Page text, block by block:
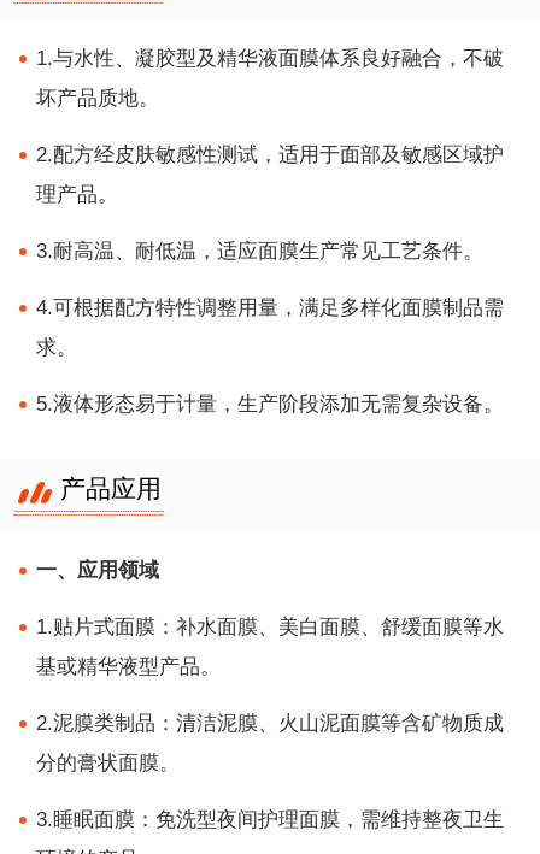
1.与水性、凝胶型及精华液面膜体系良好融合，不破
坏产品质地。
2.配方经皮肤敏感性测试，适用于面部及敏感区域护
理产品。
3.耐高温、耐低温，适应面膜生产常见工艺条件。
4.可根据配方特性调整用量，满足多样化面膜制品需
求。
5.液体形态易于计量，生产阶段添加无需复杂设备。
产品应用
一、应用领域
1.贴片式面膜：补水面膜、美白面膜、舒缓面膜等水
基或精华液型产品。
2.泥膜类制品：清洁泥膜、火山泥面膜等含矿物质成
分的膏状面膜。
3.睡眠面膜：免洗型夜间护理面膜，需维持整夜卫生